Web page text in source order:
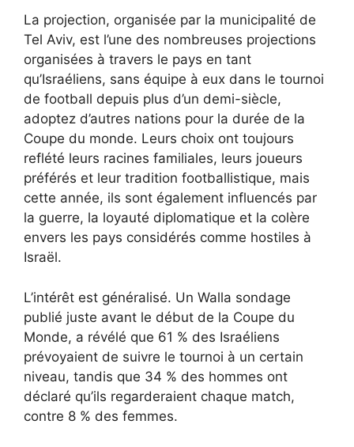
La projection, organisée par la municipalité de
Tel Aviv, est l’une des nombreuses projections
organisées à travers le pays en tant
qu’Israéliens, sans équipe à eux dans le tournoi
de football depuis plus d’un demi-siècle,
adoptez d’autres nations pour la durée de la
Coupe du monde. Leurs choix ont toujours
reflété leurs racines familiales, leurs joueurs
préférés et leur tradition footballistique, mais
cette année, ils sont également influencés par
la guerre, la loyauté diplomatique et la colère
envers les pays considérés comme hostiles à
Israël.
L’intérêt est généralisé. Un Walla sondage
publié juste avant le début de la Coupe du
Monde, a révélé que 61 % des Israéliens
prévoyaient de suivre le tournoi à un certain
niveau, tandis que 34 % des hommes ont
déclaré qu’ils regarderaient chaque match,
contre 8 % des femmes.